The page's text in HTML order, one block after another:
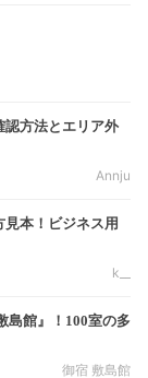
認方法とエリア外
Annju
本！ビジネス用
k__
島館』！100室の多
御宿 敷島館